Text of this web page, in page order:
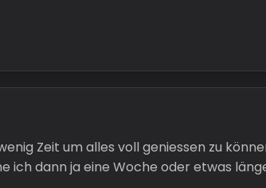
Zeit um alles voll geniessen zu
ich dann ja eine Woche oder etwas